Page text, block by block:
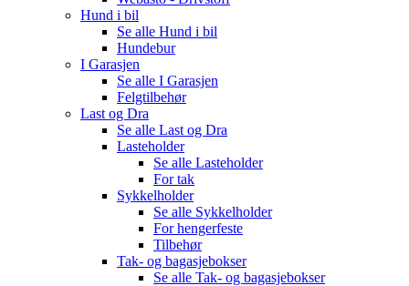
Hund i bil
Se alle Hund i bil
Hundebur
I Garasjen
Se alle I Garasjen
Felgtilbehør
Last og Dra
Se alle Last og Dra
Lasteholder
Se alle Lasteholder
For tak
Sykkelholder
Se alle Sykkelholder
For hengerfeste
Tilbehør
Tak- og bagasjebokser
Se alle Tak- og bagasjebokser